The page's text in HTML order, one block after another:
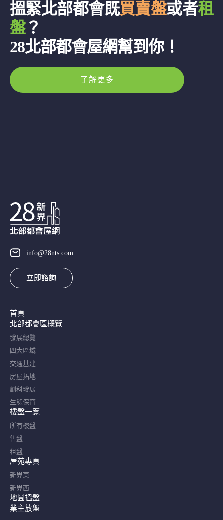
搵緊北部都會既買賣盤或者租
盤？
28北部都會屋網幫到你！
了解更多
info@28nts.com
立即諮詢
首頁
北部都會區概覽​
發展總覽
四大區域
交通基建
房屋拓地
創科發展
生態保育
樓盤一覽
所有樓盤
售盤
租盤
屋苑專頁
新界東
新界西
地圖搵盤
業主放盤